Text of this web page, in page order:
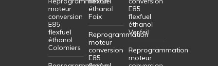
moteur
conversion
E85
flexfuel
éthanol
Colomiers
éthanol
Foix
Reprogrammation
moteur
conversion
E85
E85
flexfuel
éthanol
Verfeil
Reprogrammation
moteur